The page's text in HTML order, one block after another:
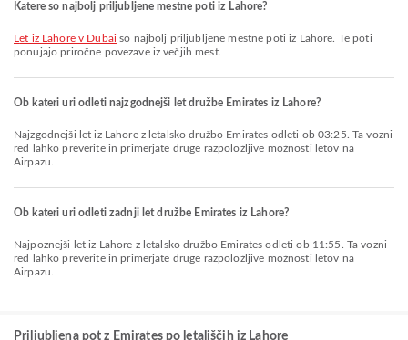
Katere so najbolj priljubljene mestne poti iz Lahore?
let iz Lahore v Dubai so najbolj priljubljene mestne poti iz Lahore. Te poti
ponujajo priročne povezave iz večjih mest.
Ob kateri uri odleti najzgodnejši let družbe Emirates iz Lahore?
Najzgodnejši let iz Lahore z letalsko družbo Emirates odleti ob 03:25. Ta vozni
red lahko preverite in primerjate druge razpoložljive možnosti letov na
Airpazu.
Ob kateri uri odleti zadnji let družbe Emirates iz Lahore?
Najpoznejši let iz Lahore z letalsko družbo Emirates odleti ob 11:55. Ta vozni
red lahko preverite in primerjate druge razpoložljive možnosti letov na
Airpazu.
Priljubljena pot z Emirates po letališčih iz Lahore